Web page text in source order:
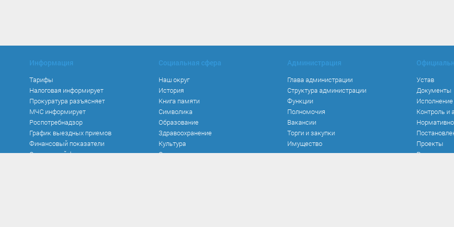
Информация
Тарифы
Налоговая информирует
Прокуратура разъясняет
МЧС информирует
Роспотребнадзор
График выездных приемов
Финансовый показатели
Социальный фонд
Социальная сфера
Наш округ
История
Книга памяти
Символика
Образование
Здравоохранение
Культура
Спорт
Администрация
Глава администрации
Структура администрации
Функции
Полномочия
Вакансии
Торги и закупки
Имущество
Устав
Документы
Контроль и
Проекты